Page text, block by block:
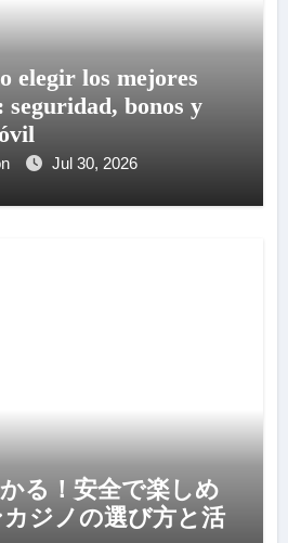
elegir los mejores
seguridad, bonos y
Jul 30, 2026
る！安全で楽しめ
ジノの選び方と活